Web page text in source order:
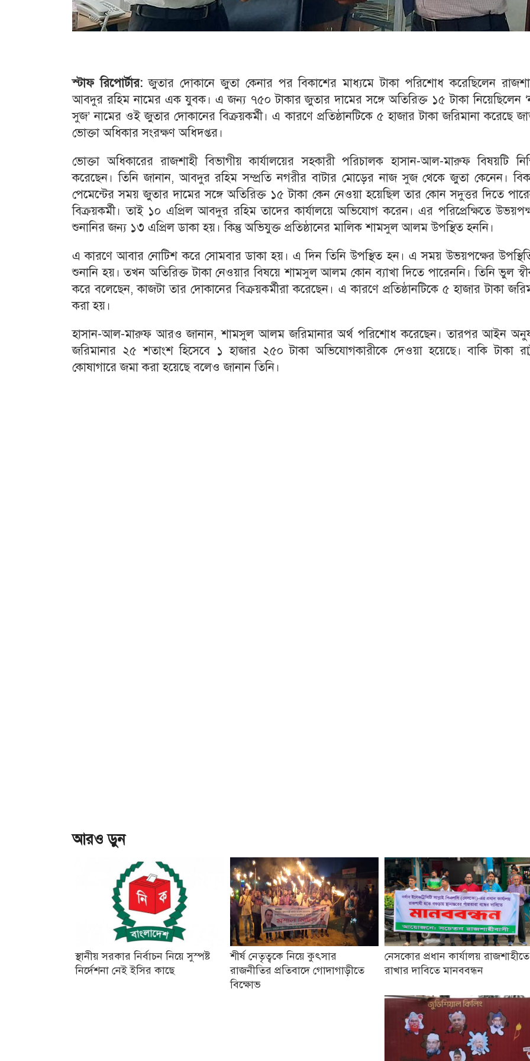
স্টাফ রিপোর্টার:জুতার দোকানে জুতা কেনার পর বিকাশের মাধ্যমে টাকা পরিশোধ করেছিলেন
আবদুর রহিম নামের এক যুবক। এ জন্য ৭৫০ টাকার জুতার দামের সঙ্গে অতিরিক্ত ১৫ টাকা নিয়েছিলেন
সুজ’ নামের ওই জুতার দোকানের বিক্রয়কর্মী। এ কারণে প্রতিষ্ঠানটিকে ৫ হাজার টাকা জরিমানা করেছে
ভোক্তা অধিকার সংরক্ষণ অধিদপ্তর।
ভোক্তা অধিকারের রাজশাহী বিভাগীয় কার্যালয়ের সহকারী পরিচালক হাসান-আল-মারুফ বিষয়টি
করেছেন। তিনি জানান, আবদুর রহিম সম্প্রতি নগরীর বাটার মোড়ের নাজ সুজ থেকে জুতা কেনেন।
পেমেন্টের সময় জুতার দামের সঙ্গে অতিরিক্ত ১৫ টাকা কেন নেওয়া হয়েছিল তার কোন সদুত্তর দিতে
বিক্রয়কর্মী। তাই ১০ এপ্রিল আবদুর রহিম তাদের কার্যালয়ে অভিযোগ করেন। এর পরিপ্রেক্ষিতে
শুনানির জন্য ১৩ এপ্রিল ডাকা হয়। কিন্তু অভিযুক্ত প্রতিষ্ঠানের মালিক শামসুল আলম উপস্থিত হননি।
এ কারণে আবার নোটিশ করে সোমবার ডাকা হয়। এ দিন তিনি উপস্থিত হন। এ সময় উভয়পক্ষের
শুনানি হয়। তখন অতিরিক্ত টাকা নেওয়ার বিষয়ে শামসুল আলম কোন ব্যাখা দিতে পারেননি। তিনি ভুল
করে বলেছেন, কাজটা তার দোকানের বিক্রয়কর্মীরা করেছেন। এ কারণে প্রতিষ্ঠানটিকে ৫ হাজার টাকা
করা হয়।
হাসান-আল-মারুফ আরও জানান, শামসুল আলম জরিমানার অর্থ পরিশোধ করেছেন। তারপর আইন
জরিমানার ২৫ শতাংশ হিসেবে ১ হাজার ২৫০ টাকা অভিযোগকারীকে দেওয়া হয়েছে। বাকি টাকা
কোষাগারে জমা করা হয়েছে বলেও জানান তিনি।
আরও ড়ুন
স্থানীয় সরকার নির্বাচন নিয়ে সুস্পষ্ট
নির্দেশনা নেই ইসির কাছে
শীর্ষ নেতৃত্বকে নিয়ে কুৎসার
রাজনীতির প্রতিবাদে গোদাগাড়ীতে
বিক্ষোভ
নেসকোর প্রধান কার্যালয় রাজশাহীতে
রাখার দাবিতে মানববন্ধন